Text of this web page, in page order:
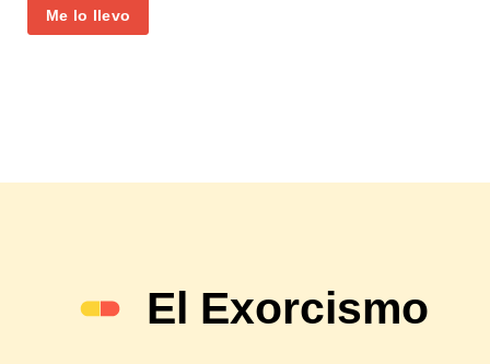
Me lo llevo
El Exorcismo